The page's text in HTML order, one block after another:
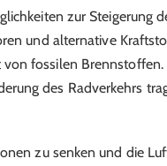
zur Steigerung
und alternative
fossilen Brennstoffen.
des Radverkehrs
zu senken und die